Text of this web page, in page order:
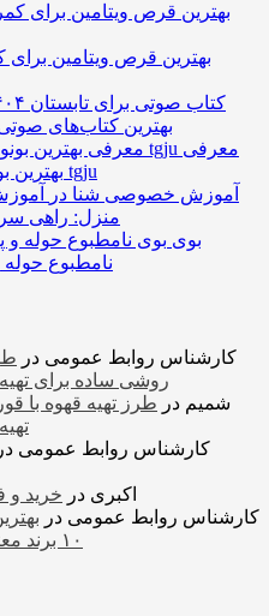
بهترین قرص ویتامین برای
بهترین کتاب‌های
معرفی
بهترین بونوس‌های فارکس در سایت tgju
آموزش خصوصی شنا در
منزل: راهی
بوی
نامطبوع حوله
کارشناس روابط عمومی در
روشی ساده برای
شمیم در طرز تهیه قهوه با
کارشناس روابط عمومی در
اکبری در خرید و
کارشناس روابط عمومی در
۱۰ برند معتبر آجیل و خشکبار در ایران